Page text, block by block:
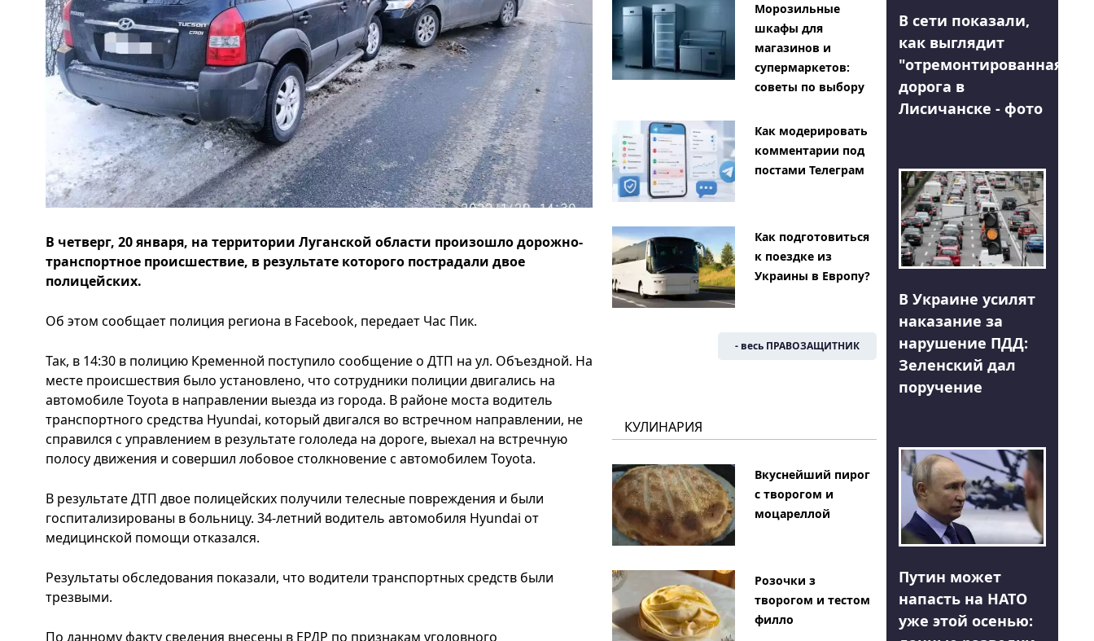
В четверг, 20 января, на территории Луганской области произошло дорожно-
транспортное происшествие, в результате которого пострадали двое
полицейских.
Об этом сообщает полиция региона в Facebook, передает Час Пик.
Так, в 14:30 в полицию Кременной поступило сообщение о ДТП на ул. Объездной. На
месте происшествия было установлено, что сотрудники полиции двигались на
автомобиле Toyota в направлении выезда из города. В районе моста водитель
транспортного средства Hyundai, который двигался во встречном направлении, не
справился с управлением в результате гололеда на дороге, выехал на встречную
полосу движения и совершил лобовое столкновение с автомобилем Toyota.
В результате ДТП двое полицейских получили телесные повреждения и были
госпитализированы в больницу. 34-летний водитель автомобиля Hyundai от
медицинской помощи отказался.
Результаты обследования показали, что водители транспортных средств были
трезвыми.
По данному факту сведения внесены в ЕРДР по признакам уголовного
Морозильные
шкафы для
магазинов и
супермаркетов:
советы по выбору
Как модерировать
комментарии под
постами Телеграм
Как подготовиться
к поездке из
Украины в Европу?
- весь ПРАВОЗАЩИТНИК
КУЛИНАРИЯ
Вкуснейший пирог
с творогом и
моцареллой
Розочки з
творогом и тестом
филло
В сети показали,
как выглядит
"отремонтированная"
дорога в
Лисичанске - фото
В Украине усилят
наказание за
нарушение ПДД:
Зеленский дал
поручение
Путин может
напасть на НАТО
уже этой осенью: